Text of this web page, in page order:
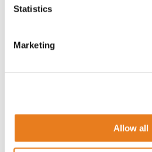
Statistics
Marketing
Allow all
urbana capace di migliorare
interforze e garantire una
cittadini e turisti.
sinergia tra Avigilon Alta,
Technology, distributore
mercato italiano, e In-Out,
che ha curato